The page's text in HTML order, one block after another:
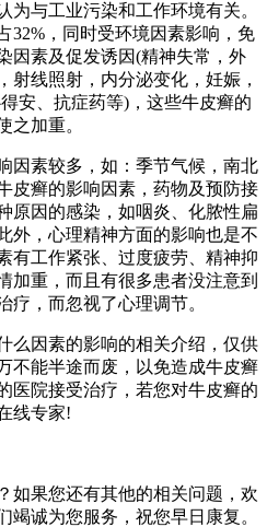
与工业污染和工作环境有关。
32%，同时受环境因素影响，免
因素及促发诱因(精神失常，外
射线照射，内分泌变化，妊娠，
安、抗症药等)，这些牛皮癣的
之加重。
素较多，如：季节气候，南北
皮癣的影响因素，药物及预防接
原因的感染，如咽炎、化脓性扁
外，心理精神方面的影响也是不
有工作紧张、过度疲劳、精神抑
加重，而且有很多患者没注意到
疗，而忽视了心理调节。
因素的影响的相关介绍，仅供
不能半途而废，以免造成牛皮癣
医院接受治疗，若您对牛皮癣的
线专家!
？如果您还有其他的相关问题，欢
竭诚为您服务，祝您早日康复。